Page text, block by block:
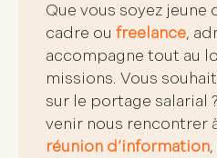
Que vous soyez
cadre ou freelance,
accompagne tout au
missions. Vous
sur le portage salarial
venir nous rencontrer
réunion d’information